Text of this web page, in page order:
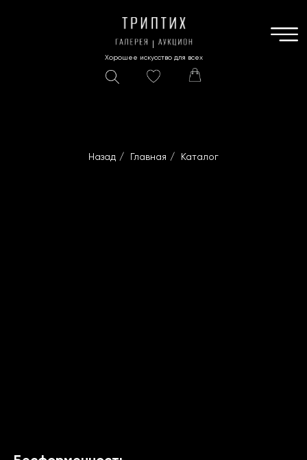
Хорошее искусство для всех
Назад / Главная / Каталог